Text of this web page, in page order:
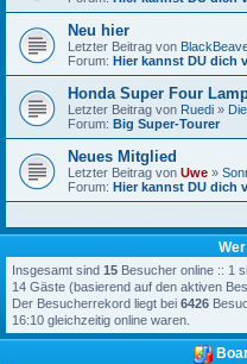
Neu hier
Letzter Beitrag von
Forum: Hier kannst DU dich
Honda Super Four
Letzter Beitrag von Ruedi »
Forum: Big Super-Tourer
Neues Mitglied
Letzter Beitrag von Uwe »
Forum: Hier kannst DU dich
Insgesamt sind 15 Besucher online :: 1
14 Gäste (basierend auf den aktiven
Der Besucherrekord liegt bei 6426
16:10 gleichzeitig online waren.